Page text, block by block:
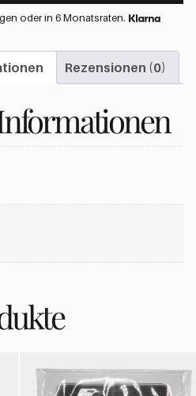
oder in 6 Monatsraten.
Rezensionen (0)